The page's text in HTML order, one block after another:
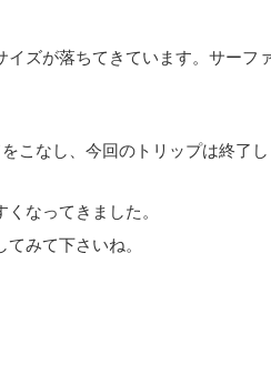
ズが落ちてきています。サー
こなし、今回のトリップは終了し
なってきました。
みて下さいね。